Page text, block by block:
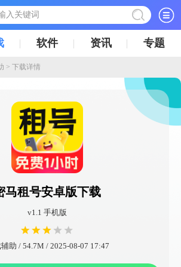
软件 资讯 专题
> 下载详情
马租号安卓版下载
v1.1 手机版
助 / 54.7M / 2025-08-07 17:47